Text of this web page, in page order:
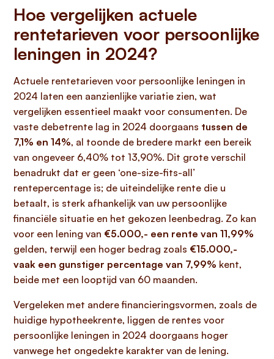
Hoe vergelijken actuele
rentetarieven voor persoonlijke
leningen in 2024?
Actuele rentetarieven voor persoonlijke leningen in
2024 laten een aanzienlijke variatie zien, wat
vergelijken essentieel maakt voor consumenten. De
vaste debetrente lag in 2024 doorgaans tussen de
7,1% en 14%, al toonde de bredere markt een bereik
van ongeveer 6,40% tot 13,90%. Dit grote verschil
benadrukt dat er geen ‘one-size-fits-all’
rentepercentage is; de uiteindelijke rente die u
betaalt, is sterk afhankelijk van uw persoonlijke
financiële situatie en het gekozen leenbedrag. Zo kan
voor een lening van €5.000,- een rente van 11,99%
gelden, terwijl een hoger bedrag zoals €15.000,-
vaak een gunstiger percentage van 7,99% kent,
beide met een looptijd van 60 maanden.
Vergeleken met andere financieringsvormen, zoals de
huidige hypotheekrente, liggen de rentes voor
persoonlijke leningen in 2024 doorgaans hoger
vanwege het ongedekte karakter van de lening.